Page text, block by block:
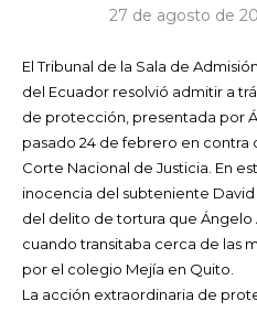
27 de agosto de
El Tribunal de la Sala de
del Ecuador resolvió admitir a
de protección, presentada por
pasado 24 de febrero en contra
Corte Nacional de Justicia. En
inocencia del subteniente
del delito de tortura que Ángelo
cuando transitaba cerca de las
por el colegio Mejía en Quito.
La acción extraordinaria de